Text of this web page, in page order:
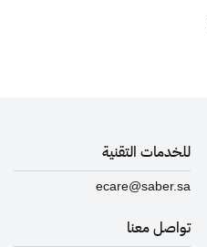
للخدمات التقنية
ecare@saber.sa
تواصل معنا